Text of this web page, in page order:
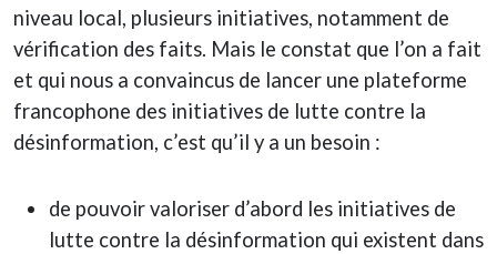
niveau local, plusieurs initiatives, notamment de
vérification des faits. Mais le constat que l’on a fait
et qui nous a convaincus de lancer une plateforme
francophone des initiatives de lutte contre la
désinformation, c’est qu’il y a un besoin :
de pouvoir valoriser d’abord les initiatives de
lutte contre la désinformation qui existent dans